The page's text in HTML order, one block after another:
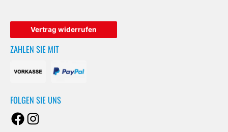
Vertrag widerrufen
ZAHLEN SIE MIT
FOLGEN SIE UNS
Facebook
Instagram